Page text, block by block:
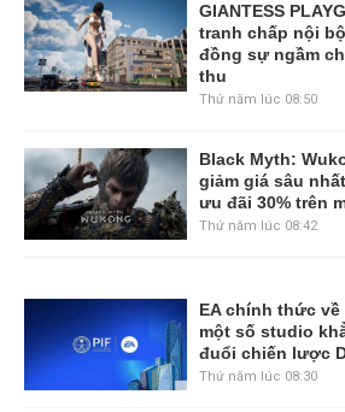
GIANTESS
tranh chấp nội
đồng sự ngầm
thu
Thứ năm lúc 08:50
Black Myth:
giảm giá sâu
ưu đãi 30% trên
Thứ năm lúc 08:42
EA chính thức về
một số studio
đuổi chiến lược
Thứ năm lúc 08:30